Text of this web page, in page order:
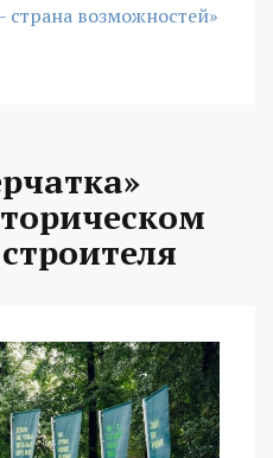
страна возможностей»